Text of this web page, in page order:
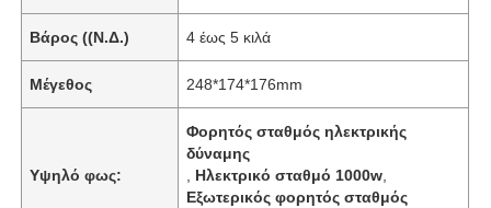
Βάρος ((Ν.Δ.) 4 έως 5 κιλά
Μέγεθος 248*174*176mm
Υψηλό φως:
Φορητός σταθμός ηλεκτρικής
δύναμης
Ηλεκτρικό σταθμό 1000w
Εξωτερικός φορητός σταθμός